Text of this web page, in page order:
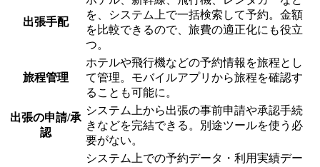
出張手配
を、システム上で一括検索して予約。金額
を比較できるので、旅費の適正化にも役立
つ。
旅程管理
ホテルや飛行機などの予約情報を旅程とし
て管理。モバイルアプリから旅程を確認す
ることも可能に。
出張の申請/承
認
システム上から出張の事前申請や承認手続
きなどを完結できる。別途ツールを使う必
要がない。
システム上での予約データ・利用実績デー